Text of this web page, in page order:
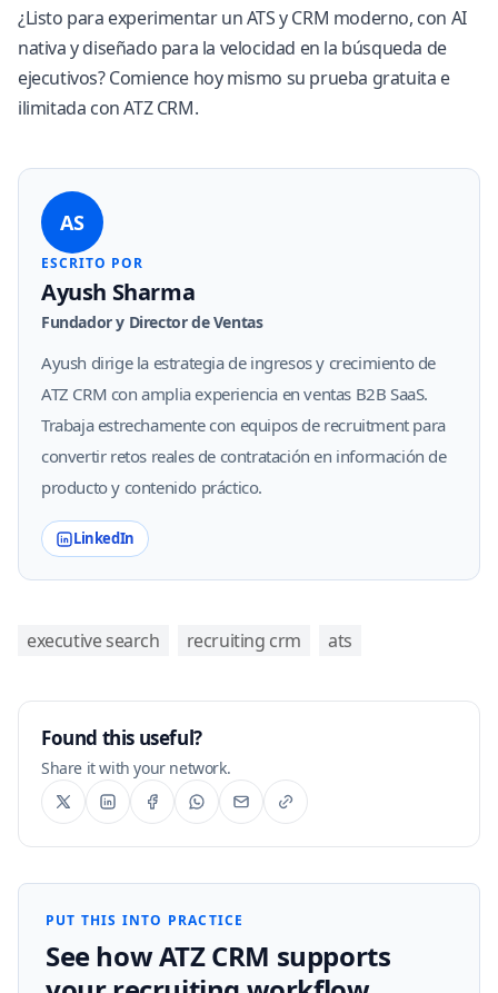
¿Listo para experimentar un ATS y CRM moderno, con AI
nativa y diseñado para la velocidad en la búsqueda de
ejecutivos?Comience hoy mismo su prueba gratuita e
ilimitada con ATZ CRM.
AS
ESCRITO POR
Ayush Sharma
Fundador y Director de Ventas
Ayush dirige la estrategia de ingresos y crecimiento de
ATZ CRM con amplia experiencia en ventas B2B SaaS.
Trabaja estrechamente con equipos de recruitment para
convertir retos reales de contratación en información de
producto y contenido práctico.
LinkedIn
executive search recruiting crm ats
Found this useful?
Share it with your network.
PUT THIS INTO PRACTICE
See how ATZ CRM supports